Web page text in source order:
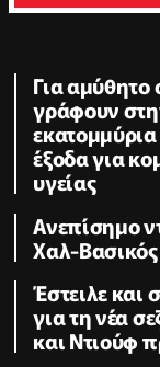
Για αμύθητο
γράφουν
έξοδα για
υγείας
Ανεπίσημο
Χαλ-Βασικός
Έστειλε και
για τη νέα
και Ντιούφ